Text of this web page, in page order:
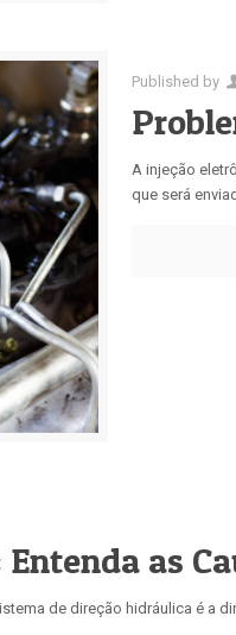
Published by
A injeção
que será
as
de direção hidráulica é a